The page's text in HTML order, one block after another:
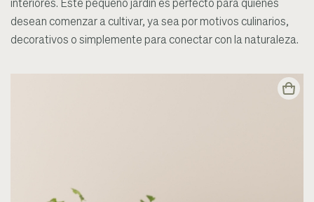
interiores. Este pequeño jardín es perfecto para quienes
desean comenzar a cultivar, ya sea por motivos culinarios,
decorativos o simplemente para conectar con la naturaleza.